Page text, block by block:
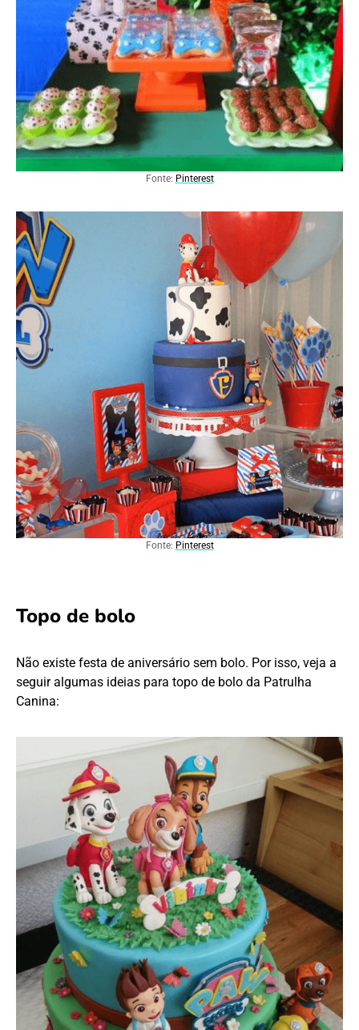
Fonte: Pinterest
Fonte: Pinterest
Topo de bolo
Não existe festa de aniversário sem bolo. Por isso, veja a
seguir algumas ideias para topo de bolo da Patrulha
Canina: